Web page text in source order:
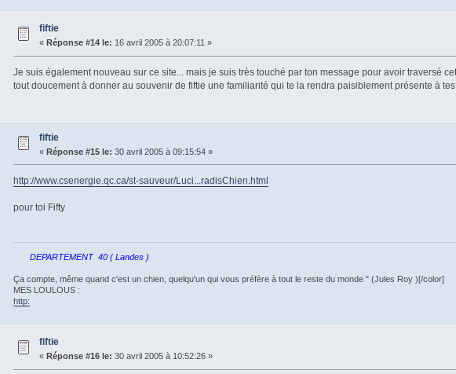
fiftie
« Réponse #14 le: 16 avril 2005 à 20:07:11 »
Je suis également nouveau sur ce site... mais je suis très touché par ton message pour avoir traversé
tout doucement à donner au souvenir de fiftie une familiarité qui te la rendra paisiblement présente à
fiftie
« Réponse #15 le: 30 avril 2005 à 09:15:54 »
http://www.csenergie.qc.ca/st-sauveur/Luci...radisChien.html
pour toi Fifty
DEPARTEMENT 40 ( Landes )
Ça compte, même quand c'est un chien, quelqu'un qui vous préfère à tout le reste du monde " (Jules Roy )[/color]
MES LOULOUS :
http:
fiftie
« Réponse #16 le: 30 avril 2005 à 10:52:26 »